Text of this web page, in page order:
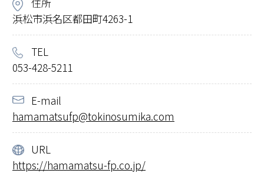
浜松市浜名区都田町4263-1
TEL
053-428-5211
E-mail
hamamatsufp@tokinosumika.com
URL
https://hamamatsu-fp.co.jp/